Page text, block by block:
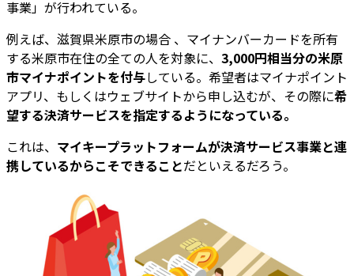
事業」が行われている。
例えば、滋賀県米原市の場合 、マイナンバーカードを所有
する米原市在住の全ての人を対象に、 3,000円相当分の米原
市マイナポイントを付与している。希望者はマイナポイント
アプリ、もしくはウェブサイトから申し込むが、その際に希
望する決済サービスを指定するようになっている。
これは、 マイキープラットフォームが決済サービス事業と連
携しているからこそできることだといえるだろう。